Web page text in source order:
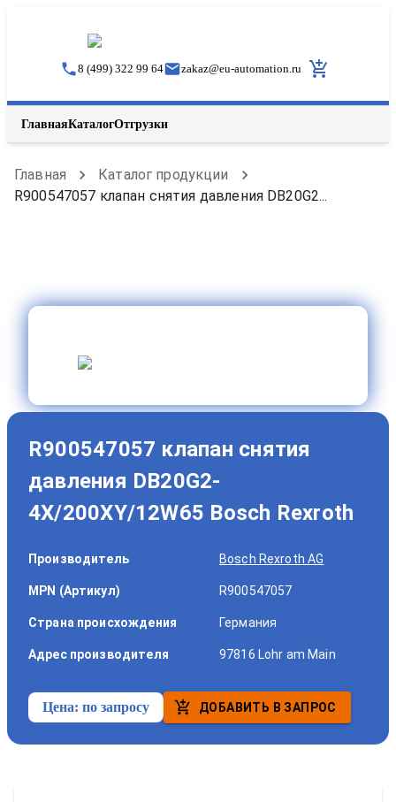
8 (499) 322 99 64 zakaz@eu-automation.ru
ГлавнаяКаталогОтгрузки
Главная
Каталог продукции
R900547057 клапан снятия давления DB20G2...
R900547057 клапан снятия
давления DB20G2-
4X/200XY/12W65 Bosch Rexroth
Производитель Bosch Rexroth AG
MPN (Артикул) R900547057
Страна происхождения Германия
Адрес производителя 97816 Lohr am Main
Цена: по запросу ДОБАВИТЬ В ЗАПРОС